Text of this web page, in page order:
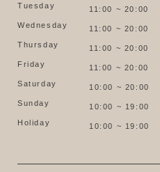
Tuesday
11:00 ~ 20:00
Wednesday
11:00 ~ 20:00
Thursday
11:00 ~ 20:00
Friday
11:00 ~ 20:00
Saturday
10:00 ~ 20:00
Sunday
10:00 ~ 19:00
Holiday
10:00 ~ 19:00